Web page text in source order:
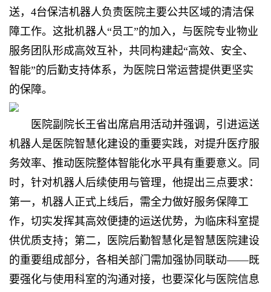
送，4台保洁机器人负责医院主要公共区域的清洁保
障工作。这批机器人“员工”的加入，与医院专业物业
服务团队形成高效互补，共同构建起“高效、安全、
智能”的后勤支持体系，为医院日常运营提供更坚实
的保障。
医院副院长王省出席启用活动并强调，引进运送
机器人是医院智慧化建设的重要实践，对提升医疗服
务效率、推动医院整体智能化水平具有重要意义。同
时，针对机器人后续使用与管理，他提出三点要求：
第一，机器人正式上线后，需全力做好服务保障工
作，切实发挥其高效便捷的运送优势，为临床科室提
供优质支持；第二，医院后勤智慧化是智慧医院建设
的重要组成部分，各相关部门需加强协同联动——既
要强化与使用科室的沟通对接，也要深化与医院信息